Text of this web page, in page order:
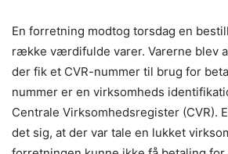
En forretning modtog torsdag en
række værdifulde varer. Varerne blev
der fik et CVR-nummer til brug for
nummer er en virksomheds
Centrale Virksomhedsregister (CVR).
det sig, at der var tale en lukket